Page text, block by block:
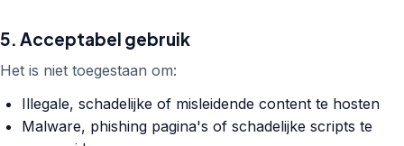
5. Acceptabel gebruik
Het is niet toegestaan om:
Illegale, schadelijke of misleidende content te hosten
Malware, phishing pagina's of schadelijke scripts te